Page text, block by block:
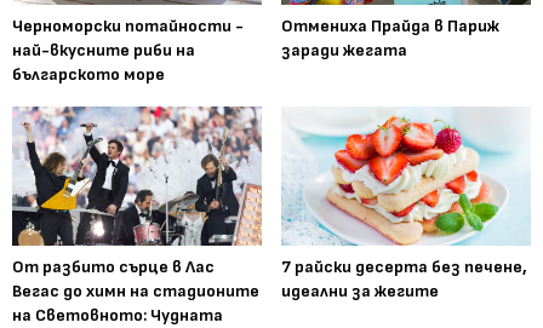
Черноморски потайности -
най-вкусните риби на
българското море
Отмениха Прайда в Париж
заради жегата
От разбито сърце в Лас
Вегас до химн на стадионите
на Световното: Чудната
7 райски десерта без печене,
идеални за жегите